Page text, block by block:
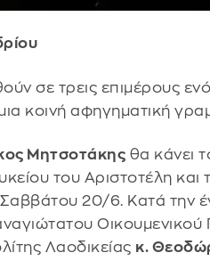
σε τρεις επιμέρους
κοινή αφηγηματική
Μητσοτάκης θα κάνει
του Αριστοτέλη
20/6. Κατά την
Λαοδικείας κ.